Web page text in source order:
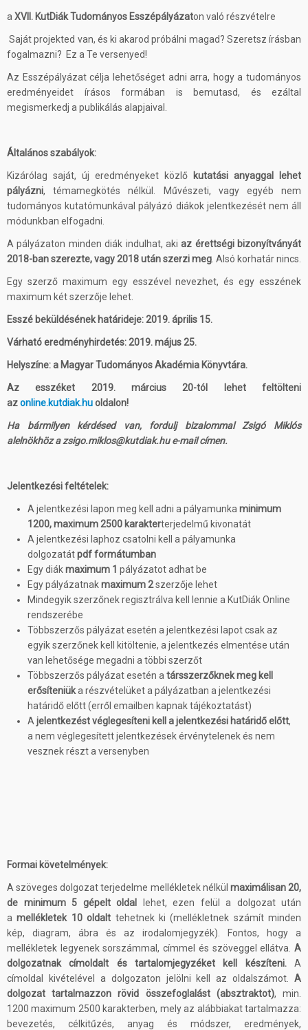
a XVII. KutDiák Tudományos Esszépályázaton való részvételre
Saját projekted van, és ki akarod próbálni magad? Szeretsz írásban
fogalmazni? Ez a Te versenyed!
Az Esszépályázat célja lehetőséget adni arra, hogy a tudományos
eredményeidet írásos formában is bemutasd, és ezáltal
megismerkedj a publikálás alapjaival.
Általános szabályok:
Kizárólag saját, új eredményeket közlő
kutatási anyaggal lehet
pályázni, témamegkötés nélkül. Művészeti, vagy egyéb nem
tudományos kutatómunkával pályázó diákok jelentkezését nem áll
módunkban elfogadni.
A pályázaton minden diák indulhat, akiaz érettségi bizonyítványát
2018-ban szerezte, vagy 2018 után szerzi meg . Alsó korhatár nincs.
Egy szerző maximum egy esszével nevezhet, és egy esszének
maximum két szerzője lehet.
Esszé beküldésének határideje: 2019. április 15.
Várható eredményhirdetés: 2019. május 25.
Helyszíne: a Magyar Tudományos Akadémia Könyvtára.
Az esszéket 2019. március 20-tól lehet feltölteni
azonline.kutdiak.huoldalon!
Ha bármilyen kérdésed van, fordulj bizalommal Zsigó Miklós
alelnökhöz a zsigo.miklos@kutdiak.hu e-mail címen.
Jelentkezési feltételek:
A jelentkezési lapon meg kell adni a pályamunka minimum
1200, maximum 2500 karakterterjedelmű kivonatát
A jelentkezési laphoz csatolni kell a pályamunka
dolgozatátpdf formátumban
Egy diákmaximum 1 pályázatot adhat be
Egy pályázatnakmaximum 2szerzője lehet
Mindegyik szerzőnek regisztrálva kell lennie a KutDiák Online
rendszerébe
Többszerzős pályázat esetén a jelentkezési lapot csak az
egyik szerzőnek kell kitöltenie, a jelentkezés elmentése után
van lehetősége megadni a többi szerzőt
Többszerzős pályázat esetén a társszerzőknek meg kell
erősíteniüka részvételüket a pályázatban a jelentkezési
határidő előtt (erről emailben kapnak tájékoztatást)
A jelentkezést véglegesíteni kell a jelentkezési határidő előtt,
a nem véglegesített jelentkezések érvénytelenek és nem
vesznek részt a versenyben
Formai követelmények:
A szöveges dolgozat terjedelme mellékletek nélkül maximálisan 20,
de minimum 5 gépelt oldal
lehet, ezen felül a dolgozat után
amellékletek 10 oldalt tehetnek ki (mellékletnek számít minden
kép, diagram, ábra és az irodalomjegyzék). Fontos, hogy a
mellékletek legyenek sorszámmal, címmel és szöveggel ellátva. A
dolgozatnak címoldalt és tartalomjegyzéket kell készíteni.A
címoldal kivételével a dolgozaton jelölni kell az oldalszámot. A
dolgozat tartalmazzon rövid összefoglalást (absztraktot), min.
1200 maximum 2500 karakterben, mely az alábbiakat tartalmazza:
bevezetés, célkitűzés, anyag és módszer, eredmények,